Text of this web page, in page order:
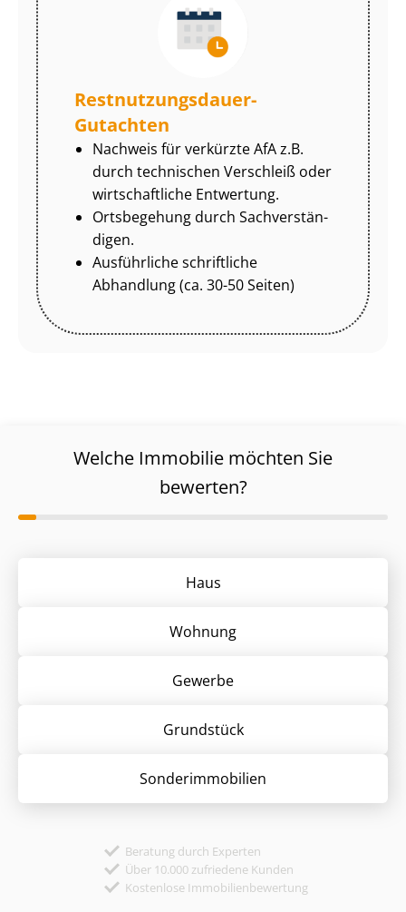
Rest­nut­zungs­dau­er-
Gutachten
Nachweis für verkürzte AfA z.B.
durch technischen Verschleiß oder
wirtschaftliche Entwertung.
Ortsbegehung durch Sach­ver­stän­
di­gen.
Ausführliche schriftliche
Abhandlung (ca. 30-50 Seiten)
Welche Immobilie möchten Sie
bewerten?
Haus
Wohnung
Gewerbe
Grund­stück
Sonder­immobilien
Beratung durch Experten
Über 10.000 zufriedene Kunden
Kostenlose Immobilienbewertung